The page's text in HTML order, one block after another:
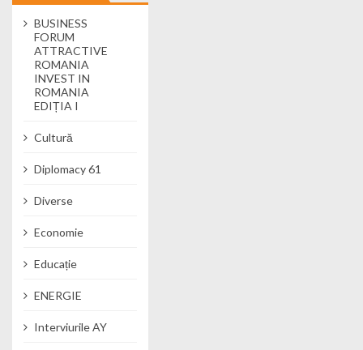
BUSINESS
FORUM
ATTRACTIVE
ROMANIA
INVEST IN
ROMANIA
EDIȚIA I
Cultură
Diplomacy 61
Diverse
Economie
Educație
ENERGIE
Interviurile AY